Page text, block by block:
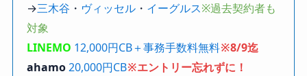
→三木谷 ・ ヴィッセル・ イーグルス※過去契約者も
対象
LINEMO 12,000円CB＋事務手数料無料※8/9迄
ahamo20,000円CB※エントリー忘れずに！